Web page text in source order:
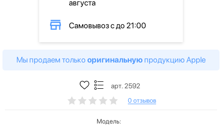
августа
Самовывоз с до 21:00
Мы продаем только оригинальную продукцию Apple
арт. 2592
0 отзывов
Модель: